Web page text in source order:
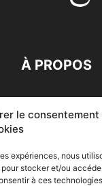
le consentement
expériences, nous
stocker et/ou
à ces
À PROPOS